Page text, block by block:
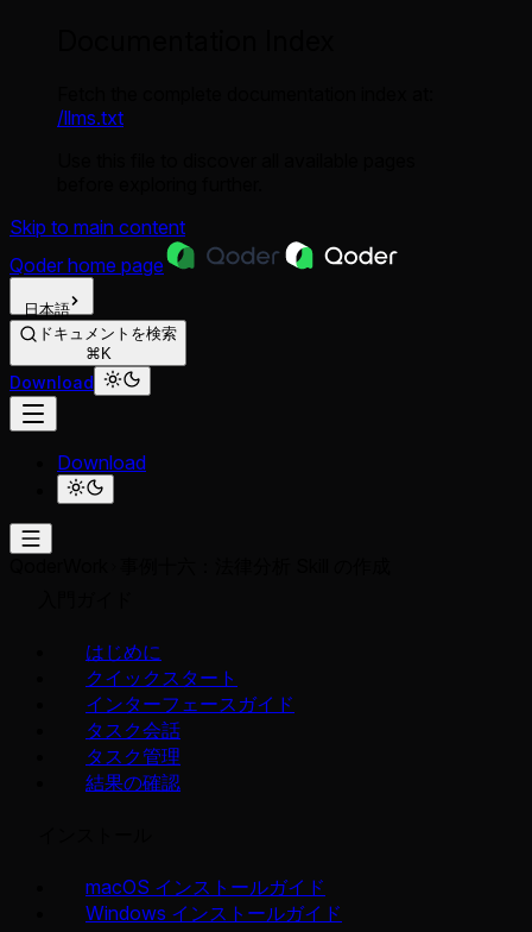
/llms.txt
Skip to main content
Qoder home page
日本語
ドキュメントを検索
⌘K
Download
Download
はじめに
クイックスタート
インターフェースガイド
タスク会話
タスク管理
結果の確認
macOS インストールガイド
Windows インストールガイド